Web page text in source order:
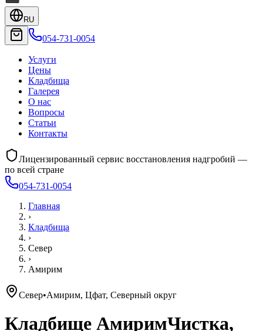
RU
054-731-0054
Услуги
Цены
Кладбища
Галерея
О нас
Вопросы
Статьи
Контакты
Лицензированный сервис восстановления надгробий —
по всей стране
054-731-0054
Главная
›
Кладбища
›
Север
›
Амирим
Север•Амирим, Цфат, Северный округ
Кладбище АмиримЧистка,